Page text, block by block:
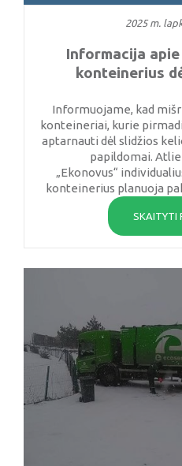
2025 m.
Informacija
konteinerius
Informuojame, kad
konteineriai, kurie
aptarnauti dėl slidžios
papildomai.
„Ekonovus“
konteinerius planuoja
SKAITYTI